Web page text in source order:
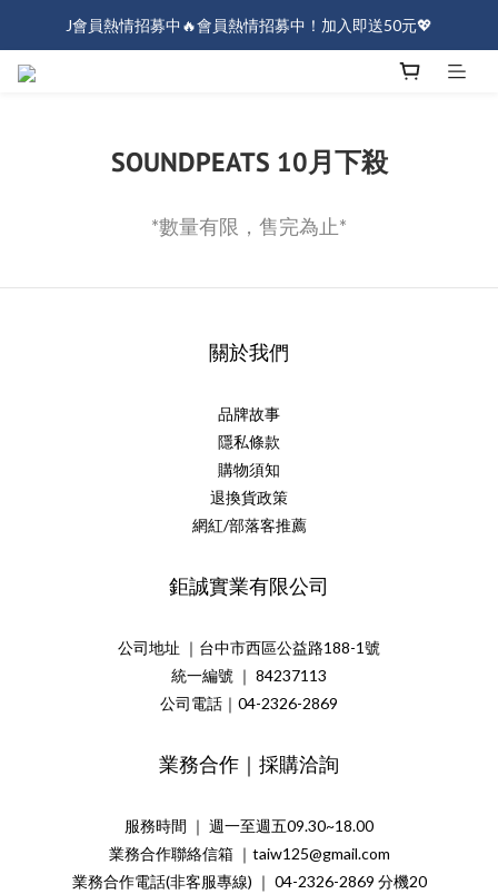
J會員熱情招募中🔥會員熱情招募中！加入即送50元💖
J會員熱情招募中🔥會員熱情招募中！加入即送50元💖
SOUNDPEATS 10月下殺
*數量有限，售完為止*
關於我們
品牌故事
隱私條款
購物須知
退換貨政策
網紅/部落客推薦
鉅誠實業有限公司
公司地址 ｜台中市西區公益路188-1號
統一編號 ｜ 84237113
公司電話｜04-2326-2869
業務合作｜採購洽詢
服務時間 ｜ 週一至週五09.30~18.00
業務合作聯絡信箱 ｜taiw125@gmail.com
業務合作電話(非客服專線) ｜ 04-2326-2869 分機20